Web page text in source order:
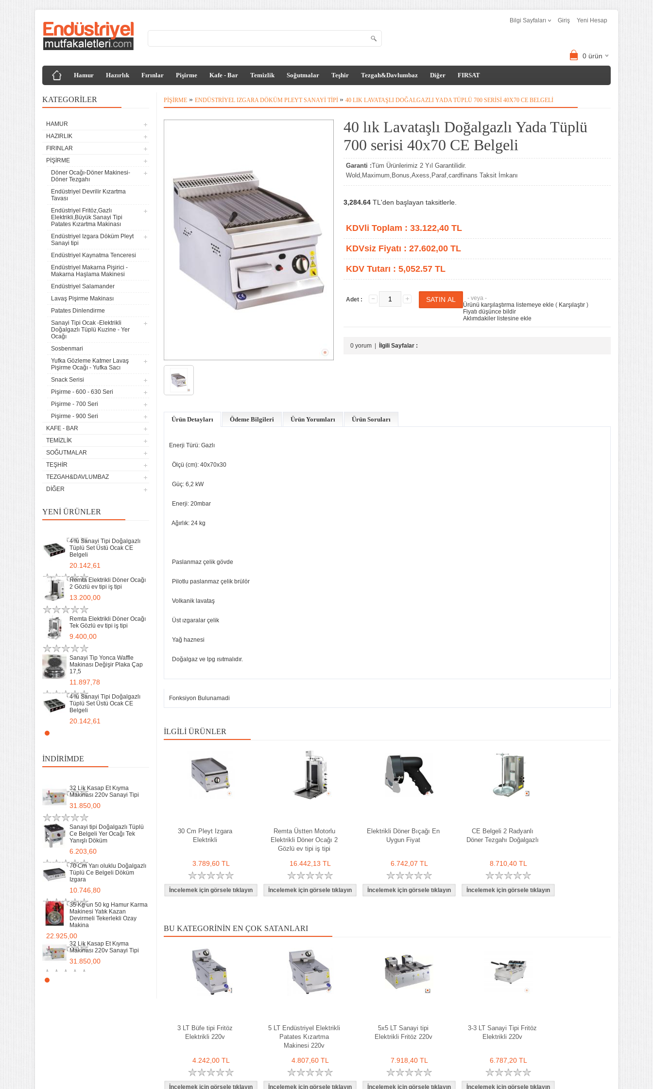
Bilgi Sayfaları Giriş Yeni Hesap
0 ürün
Hamur Hazırlık Fırınlar Pişirme Kafe - Bar Temizlik Soğutmalar Teşhir Tezgah&Davlumbaz Diğer FIRSAT
KATEGORILER
HAMUR
HAZIRLIK
FIRINLAR
PIŞIRME
Döner Ocağı-Döner Makinesi-
Döner Tezgahı
Endüstriyel Devrilir Kızartma
Tavası
Endüstriyel Fritöz,Gazlı
Elektrikli,Büyük Sanayi Tipi
Patates Kızartma Makinası
Endüstriyel Izgara Döküm Pleyt
Sanayi tipi
Endüstriyel Kaynatma Tenceresi
Endüstriyel Makarna Pişirici -
Makarna Haşlama Makinesi
Endüstriyel Salamander
Lavaş Pişirme Makinası
Patates Dinlendirme
Sanayi Tipi Ocak -Elektrikli
Doğalgazlı Tüplü Kuzine - Yer
Ocağı
Sosbenmari
Yufka Gözleme Katmer Lavaş
Pişirme Ocağı - Yufka Sacı
Snack Serisi
Pişirme - 600 - 630 Seri
Pişirme - 700 Seri
Pişirme - 900 Seri
KAFE - BAR
TEMIZLIK
SOĞUTMALAR
TEŞHIR
TEZGAH&DAVLUMBAZ
DIĞER
YENI ÜRÜNLER
Tüplü Set Üstü Ocak CE
Remta Elektrikli Döner Ocağı
2 Gözlü ev tipi iş tipi
13.200,00
Remta Elektrikli Döner Ocağı
9.400,00
Makinası Değişir Plaka Çap
17,5
4 lü Sanayi Tipi Doğalgazlı
Tüplü Set Üstü Ocak CE
Belgeli
20.142,61
Remta Elektrikli Döner Ocağı
2 Gözlü ev tipi iş tipi
13.200,00
Remta Elektrikli Döner Ocağı
Tek Gözlü ev tipi iş tipi
9.400,00
Sanayi Tip Yonca Waffle
Makinası Değişir Plaka Çap
17,5
11.897,78
4 lü Sanayi Tipi Doğalgazlı
Tüplü Set Üstü Ocak CE
Belgeli
20.142,61
9.400,00
Sanayi Tip Yonca Waffle
Makinası Değişir Plaka Çap
17,5
11.897,78
İNDIRIMDE
32 Lik Kasap Et Kıyma
Makinası 220v Sanayi Tipi
31.850,00
Sanayi tipi Doğalgazlı Tüplü
Ce Belgeli Yer Ocağı Tek
Yanışlı Döküm
6.203,60
70 Cm Yarı oluklu Doğalgazlı
Tüplü Ce Belgeli Döküm
Izgara
Makinesi Yatık Kazan
Devirmeli Tekerlekli Ozay
32 Lik Kasap Et Kıyma
Makinası 220v Sanayi Tipi
31.850,00
Sanayi tipi Doğalgazlı Tüplü
Ce Belgeli Yer Ocağı Tek
Yanışlı Döküm
6.203,60
70 Cm Yarı oluklu Doğalgazlı
Tüplü Ce Belgeli Döküm
Izgara
10.746,80
35 Kg un 50 kg Hamur Karma
Makinesi Yatık Kazan
Devirmeli Tekerlekli Ozay
Makina
22.925,00
32 Lik Kasap Et Kıyma
Makinası 220v Sanayi Tipi
31.850,00
PIŞIRME » ENDÜSTRIYEL IZGARA DÖKÜM PLEYT SANAYI TIPI » 40 LIK LAVATAŞLI DOĞALGAZLI YADA TÜPLÜ 700 SERISI 40X70 CE BELGELI
40 lık Lavataşlı Doğalgazlı Yada Tüplü
700 serisi 40x70 CE Belgeli
Garanti :Tüm Ürünlerimiz 2 Yıl Garantilidir.
Wold,Maximum,Bonus,Axess,Paraf,cardfinans Taksit İmkanı
3,284.64 TL'den başlayan taksitlerle.
KDVli Toplam : 33.122,40 TL
KDVsiz Fiyatı : 27.602,00 TL
KDV Tutarı : 5,052.57 TL
Adet :
- veya -
Ürünü karşılaştırma listemeye ekle ( Karşılaştır )
Fiyatı düşünce bildir
Aklımdakiler listesine ekle
0 yorum İlgili Sayfalar :
Ürün Detayları Ödeme Bilgileri Ürün Yorumları Ürün Soruları
Enerji Türü: Gazlı
Ölçü (cm): 40x70x30
Güç: 6,2 kW
Enerji: 20mbar
Ağırlık: 24 kg
Paslanmaz çelik gövde
Pilotlu paslanmaz çelik brülör
Volkanik lavataş
Üst ızgaralar çelik
Yağ haznesi
Doğalgaz ve lpg ısıtmalıdır.
Fonksiyon Bulunamadi
İLGILI ÜRÜNLER
30 Cm Pleyt Izgara
Elektrikli
3.789,60 TL
Remta Üstten Motorlu
Elektrikli Döner Ocağı 2
Gözlü ev tipi iş tipi
16.442,13 TL
Elektrikli Döner Bıçağı En
Uygun Fiyat
6.742,07 TL
CE Belgeli 2 Radyanlı
Döner Tezgahı Doğalgazlı
8.710,40 TL
BU KATEGORININ EN ÇOK SATANLARI
3 LT Büfe tipi Fritöz
Elektrikli 220v
4.242,00 TL
5 LT Endüstriyel Elektrikli
Patates Kızartma
Makinesi 220v
4.807,60 TL
5x5 LT Sanayi tipi
Elektrikli Fritöz 220v
7.918,40 TL
3-3 LT Sanayi Tipi Fritöz
Elektrikli 220v
6.787,20 TL